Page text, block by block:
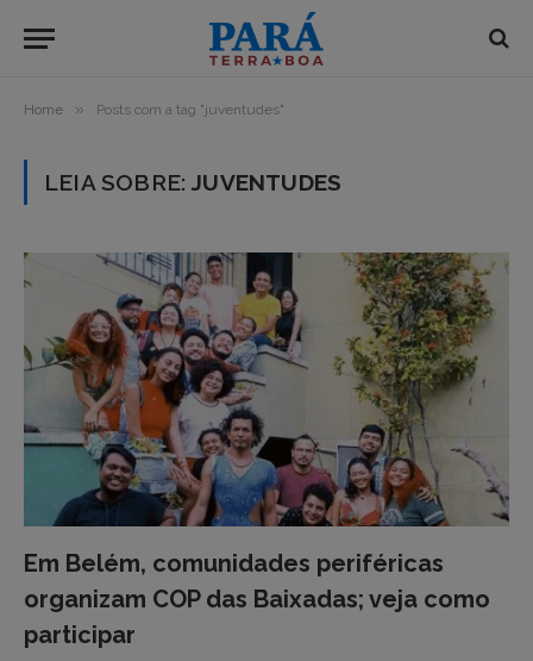
Home » Posts com a tag "juventudes"
LEIA SOBRE:JUVENTUDES
Em Belém, comunidades periféricas
organizam COP das Baixadas; veja como
participar